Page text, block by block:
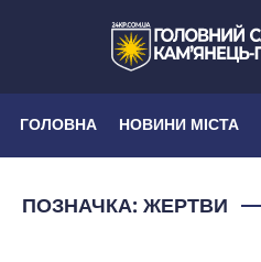
ГОЛОВНА НОВИНИ МІСТА
ПОЗНАЧКА: ЖЕРТВИ